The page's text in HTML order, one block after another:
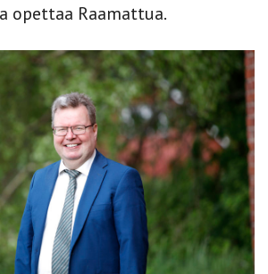
opettaa Raamattua.